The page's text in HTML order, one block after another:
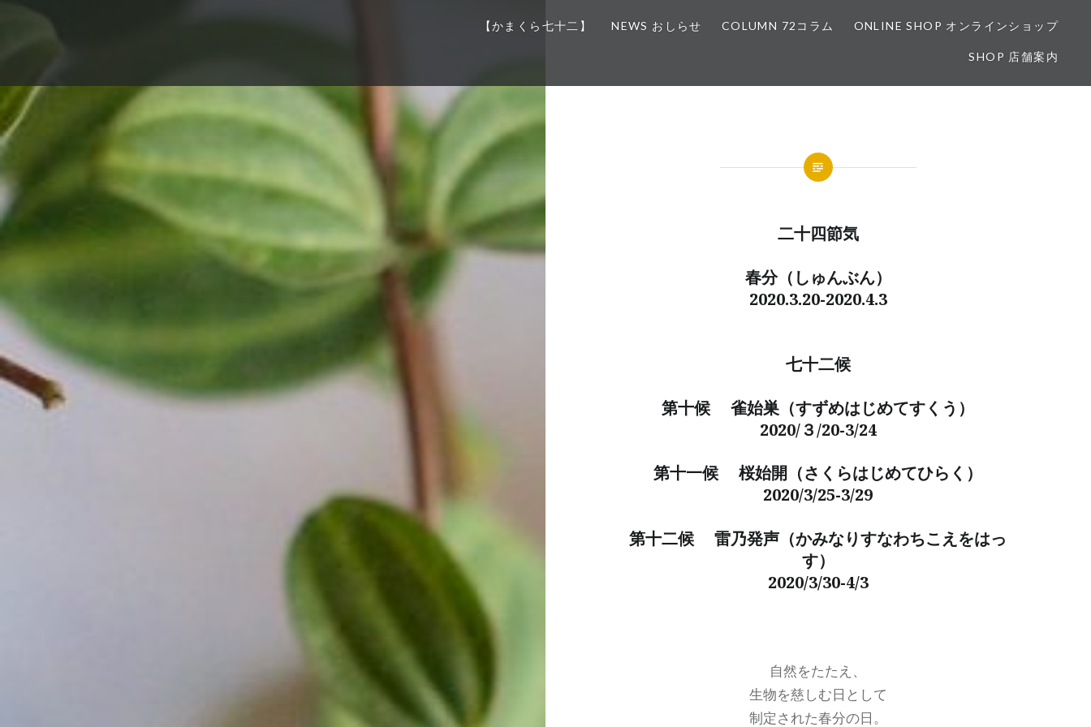
へ
ス
ッ
プ
【かまくら七十二】 NEWS おしらせ COLUMN 72コラム ONLINE SHOP オンラインショップ
SHOP 店舗案内
二十四節気
春分（しゅんぶん）
2020.3.20-2020.4.3
七十二候
第十候雀始巣（すずめはじめてすくう）
2020/３/20-3/24
第十一候桜始開（さくらはじめてひらく）
2020/3/25-3/29
第十二候雷乃発声（かみなりすなわちこえをはっ
す）
2020/3/30-4/3
自然をたたえ、
生物を慈しむ日として
制定された春分の日。